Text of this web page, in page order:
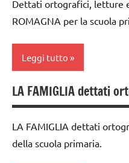
italiano
MONTESSORI
materiale
nomenclature
psicogrammatica
materiali
Montessori
6
grammatica
GUIDA
4a
5a
dettati /
Europa
GEOGRAFIA
Italia
Dettati ortografici, letture
ROMAGNA per la scuola
Leggi tutto
classe
3a
classe
4a
LA FAMIGLIA dettati
LA FAMIGLIA dettati
della scuola primaria.